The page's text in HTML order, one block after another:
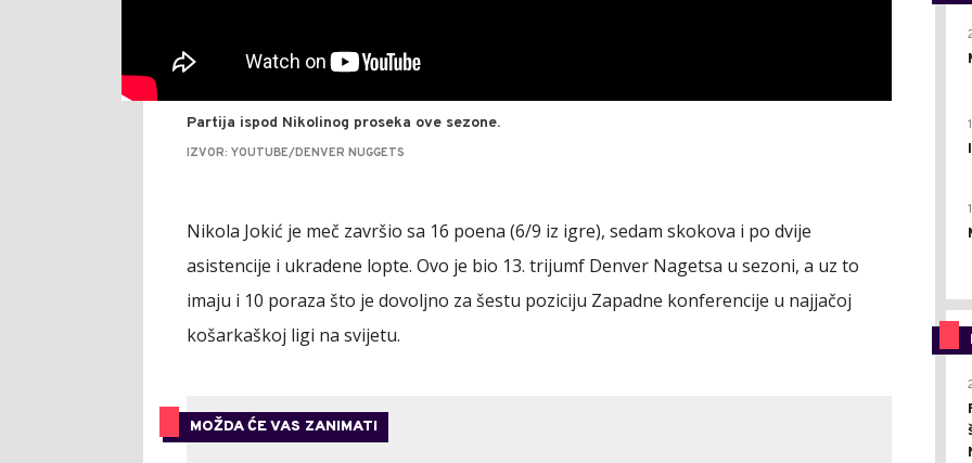
Partija ispod Nikolinog proseka ove sezone.
IZVOR: YOUTUBE/DENVER NUGGETS
Nikola Jokić je meč završio sa 16 poena (6/9 iz igre), sedam skokova i po dvije
asistencije i ukradene lopte. Ovo je bio 13. trijumf Denver Nagetsa u sezoni, a uz to
imaju i 10 poraza što je dovoljno za šestu poziciju Zapadne konferencije u najjačoj
košarkaškoj ligi na svijetu.
MOŽDA ĆE VAS ZANIMATI